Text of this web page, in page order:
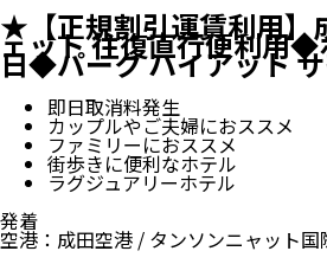
★【正規割引運賃利用
ェット 往復直行便利用
日◆パーク ハイアット
即日取消料発生
カップルやご夫婦におススメ
ファミリーにおススメ
街歩きに便利なホテル
ラグジュアリーホテル
発着
空港 ： 成田空港 / タンソンニャット国